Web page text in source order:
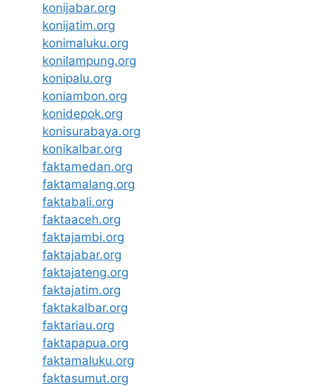
konijabar.org
konijatim.org
konimaluku.org
konilampung.org
konipalu.org
koniambon.org
konidepok.org
konisurabaya.org
konikalbar.org
faktamedan.org
faktamalang.org
faktabali.org
faktaaceh.org
faktajambi.org
faktajabar.org
faktajateng.org
faktajatim.org
faktakalbar.org
faktariau.org
faktapapua.org
faktamaluku.org
faktasumut.org